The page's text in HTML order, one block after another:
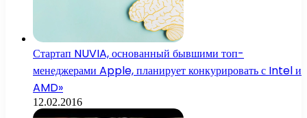
Стартап NUVIA, основанный бывшими топ-
менеджерами Apple, планирует конкурировать с Intel и
AMD»
12.02.2016